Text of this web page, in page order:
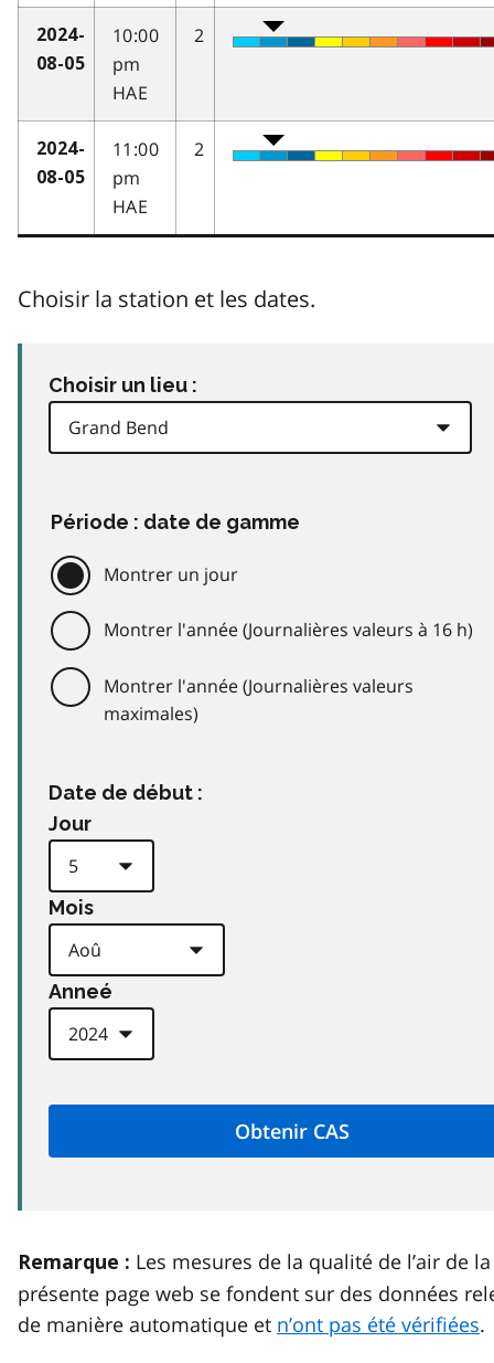
2024-
08-05
10:00
pm
HAE
2
2024-
08-05
11:00
pm
HAE
2
Choisir la station et les dates.
Choisir un lieu :
Période : date de gamme
Montrer un jour
Montrer l'année (Journalières valeurs à 16 h)
Montrer l'année (Journalières valeurs
maximales)
Date de début :
Jour
Mois
Anneé
Remarque : Les mesures de la qualité de l’air de la
présente page web se fondent sur des données
de manière automatique et n’ont pas été vérifiées.